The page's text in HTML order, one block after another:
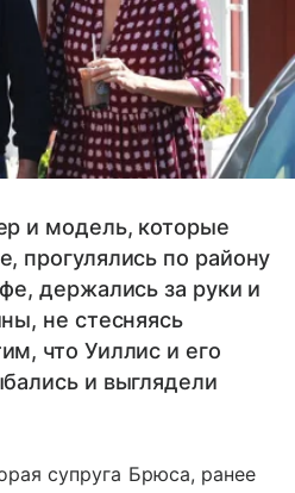
и модель, которые
прогулялись по району
держались за руки и
не стесняясь
что Уиллис и его
и выглядели
супруга Брюса, ранее